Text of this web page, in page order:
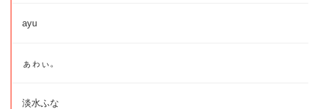
ayu
ぁゎぃ。
淡水ふな